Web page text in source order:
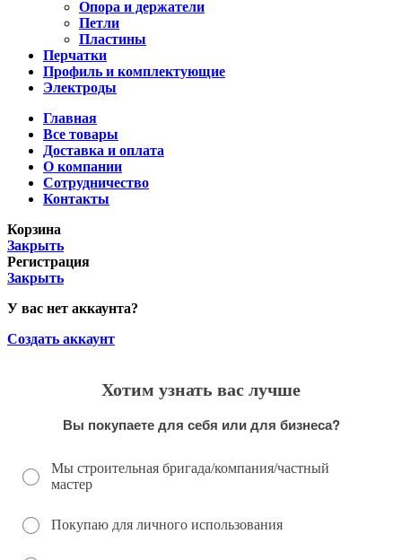
Опора и держатели
Петли
Пластины
Перчатки
Профиль и комплектующие
Электроды
Главная
Все товары
Доставка и оплата
О компании
Сотрудничество
Контакты
Корзина
Закрыть
Регистрация
Закрыть
У вас нет аккаунта?
Создать аккаунт
Хотим узнать вас лучше
Вы покупаете для себя или для бизнеса?
Мы строительная бригада/компания/частный
мастер
Покупаю для личного использования